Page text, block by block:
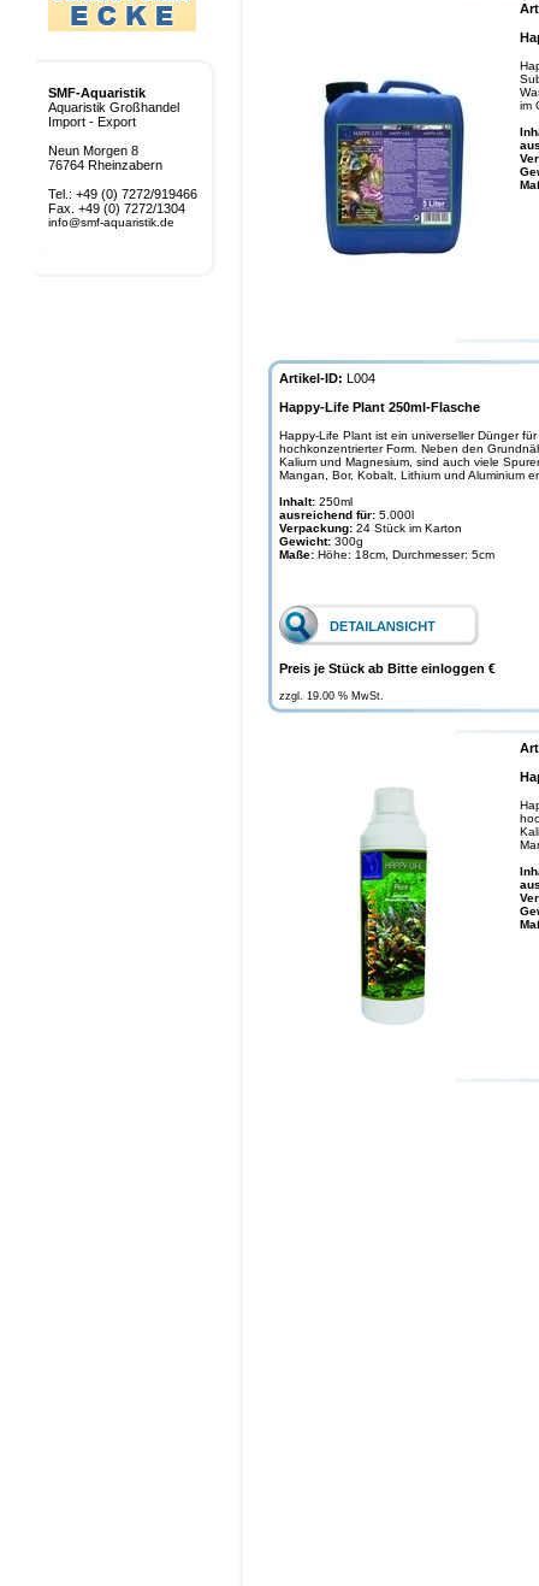
im
Artikel-ID: L004
Happy-Life Plant 250ml-Flasche
Happy-Life Plant ist ein universeller Dünger
hochkonzentrierter Form. Neben den
Kalium und Magnesium, sind auch viele
Mangan, Bor, Kobalt, Lithium und Aluminium
Inhalt: 250ml
ausreichend für: 5.000l
Verpackung: 24 Stück im Karton
Gewicht: 300g
Maße: Höhe: 18cm, Durchmesser: 5cm
Preis je Stück ab Bitte einloggen €
zzgl. 19.00 % MwSt.
SMF-Aquaristik
Aquaristik Großhandel
Import - Export
Neun Morgen 8
76764 Rheinzabern
Tel.: +49 (0) 7272/919466
Fax. +49 (0) 7272/1304
info@smf-aquaristik.de